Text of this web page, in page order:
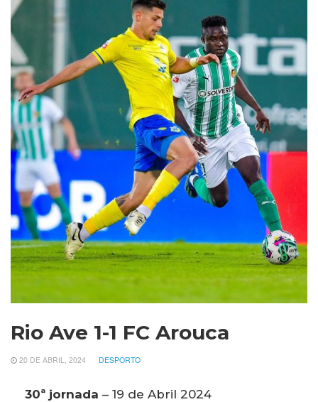
Rio Ave 1-1 FC Arouca
20 DE ABRIL, 2024 DESPORTO
30ª jornada – 19 de Abril 2024